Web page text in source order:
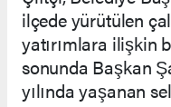
ilçede yürütülen
yatırımlara ilişkin
sonunda Başkan
yılında yaşanan